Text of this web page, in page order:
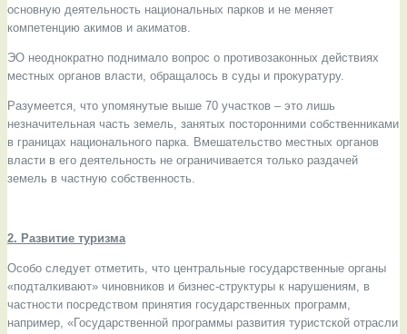
основную деятельность национальных парков и не меняет
компетенцию акимов и акиматов.
ЭО неоднократно поднимало вопрос о противозаконных действиях
местных органов власти, обращалось в суды и прокуратуру.
Разумеется, что упомянутые выше 70 участков – это лишь
незначительная часть земель, занятых посторонними собственниками
в границах национального парка. Вмешательство местных органов
власти в его деятельность не ограничивается только раздачей
земель в частную собственность.
2. Развитие туризма
Особо следует отметить, что центральные государственные органы
«подталкивают» чиновников и бизнес-структуры к нарушениям, в
частности посредством принятия государственных программ,
например, «Государственной программы развития туристской отрасли